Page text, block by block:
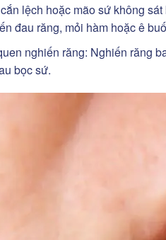
lệch hoặc mão sứ không
đau răng, mỏi hàm hoặc ê
nghiến răng: Nghiến răng
bọc sứ.